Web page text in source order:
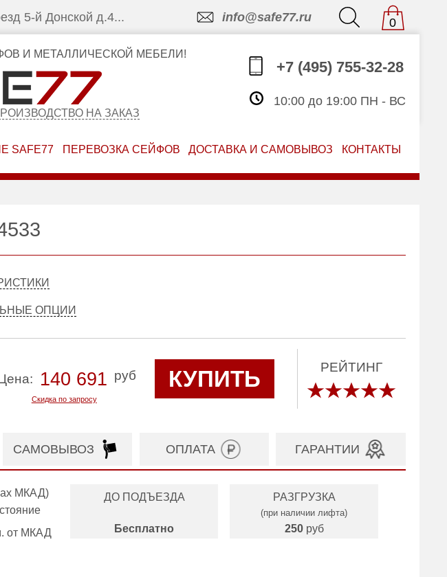
5-й Донской д.4... info@safe77.ru 0
И МЕТАЛЛИЧЕСКОЙ МЕБЕЛИ!
НА ЗАКАЗ
+7 (495) 755-32-28
10:00 до 19:00 ПН - ВС
SAFE77 ПЕРЕВОЗКА СЕЙФОВ ДОСТАВКА И САМОВЫВОЗ КОНТАКТЫ
ОПЦИИ
140 691
Скидка по запросу
руб КУПИТЬ РЕЙТИНГ
САМОВЫВОЗ ОПЛАТА ГАРАНТИИ
МКАД)
от МКАД
ДО ПОДЪЕЗДА
Бесплатно
РАЗГРУЗКА
(при наличии лифта)
250 руб